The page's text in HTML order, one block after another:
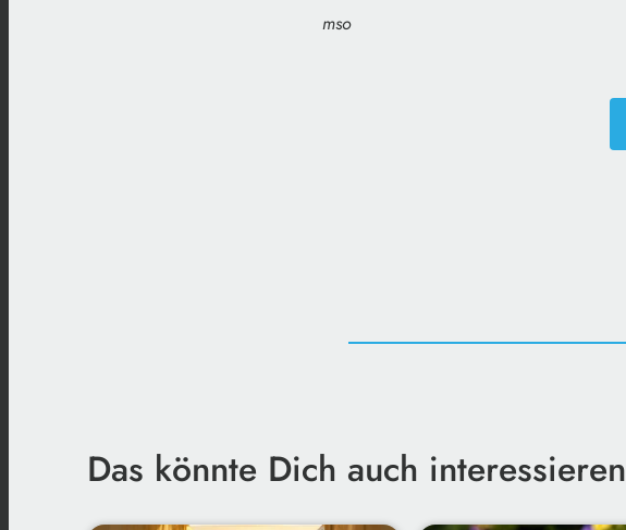
mso
Das könnte Dich auch interessieren